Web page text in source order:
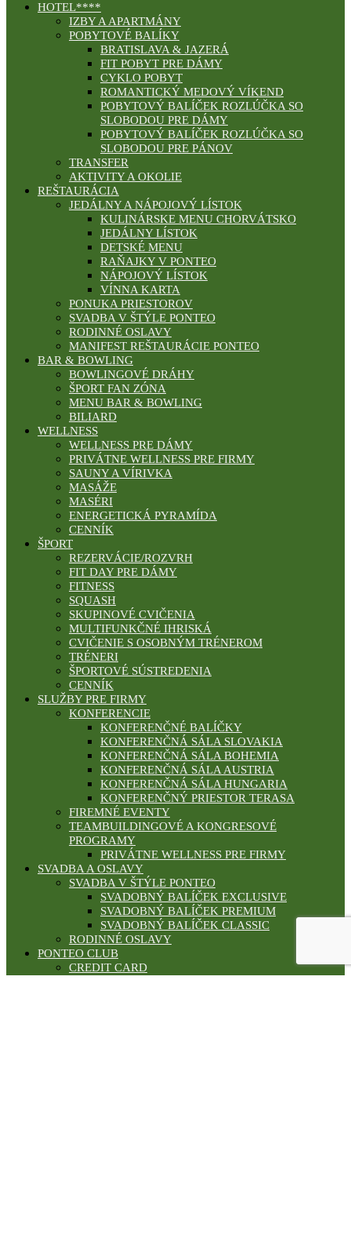
HOTEL****
IZBY A APARTMÁNY
POBYTOVÉ BALÍKY
BRATISLAVA & JAZERÁ
FIT POBYT PRE DÁMY
CYKLO POBYT
ROMANTICKÝ MEDOVÝ VÍKEND
POBYTOVÝ BALÍČEK ROZLÚČKA SO
SLOBODOU PRE DÁMY
POBYTOVÝ BALÍČEK ROZLÚČKA SO
SLOBODOU PRE PÁNOV
TRANSFER
AKTIVITY A OKOLIE
REŠTAURÁCIA
JEDÁLNY A NÁPOJOVÝ LÍSTOK
KULINÁRSKE MENU CHORVÁTSKO
JEDÁLNY LÍSTOK
DETSKÉ MENU
RAŇAJKY V PONTEO
NÁPOJOVÝ LÍSTOK
VÍNNA KARTA
PONUKA PRIESTOROV
SVADBA V ŠTÝLE PONTEO
RODINNÉ OSLAVY
MANIFEST REŠTAURÁCIE PONTEO
BAR & BOWLING
BOWLINGOVÉ DRÁHY
ŠPORT FAN ZÓNA
MENU BAR & BOWLING
BILIARD
WELLNESS
WELLNESS PRE DÁMY
PRIVÁTNE WELLNESS PRE FIRMY
SAUNY A VÍRIVKA
MASÁŽE
MASÉRI
ENERGETICKÁ PYRAMÍDA
CENNÍK
ŠPORT
REZERVÁCIE/ROZVRH
FIT DAY PRE DÁMY
FITNESS
SQUASH
SKUPINOVÉ CVIČENIA
MULTIFUNKČNÉ IHRISKÁ
CVIČENIE S OSOBNÝM TRÉNEROM
TRÉNERI
ŠPORTOVÉ SÚSTREDENIA
CENNÍK
SLUŽBY PRE FIRMY
KONFERENCIE
KONFERENČNÉ BALÍČKY
KONFERENČNÁ SÁLA SLOVAKIA
KONFERENČNÁ SÁLA BOHEMIA
KONFERENČNÁ SÁLA AUSTRIA
KONFERENČNÁ SÁLA HUNGARIA
KONFERENČNÝ PRIESTOR TERASA
FIREMNÉ EVENTY
TEAMBUILDINGOVÉ A KONGRESOVÉ
PROGRAMY
PRIVÁTNE WELLNESS PRE FIRMY
SVADBA A OSLAVY
SVADBA V ŠTÝLE PONTEO
SVADOBNÝ BALÍČEK EXCLUSIVE
SVADOBNÝ BALÍČEK PREMIUM
SVADOBNÝ BALÍČEK CLASSIC
RODINNÉ OSLAVY
PONTEO CLUB
CREDIT CARD